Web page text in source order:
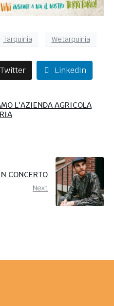
Tarquinia Wetarquinia
Twitter LinkedIn
L'AZIENDA AGRICOLA
CONCERTO
Next